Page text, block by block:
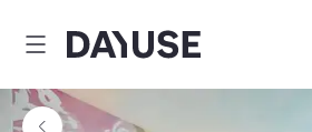
Dayuse